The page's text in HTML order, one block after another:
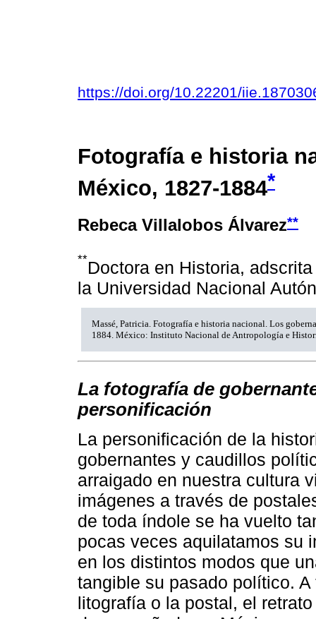
https://doi.org/10.22201/
Fotografía e historia
México, 1827-1884*
Rebeca Villalobos Álvarez**
**Doctora en Historia,
la Universidad Nacional
Massé, Patricia. Fotografía e historia nacional. Los
1884. México: Instituto Nacional de Antropología e
La fotografía de
personificación
La personificación de la
gobernantes y caudillos
arraigado en nuestra cultura
imágenes a través de
de toda índole se ha vuelto
pocas veces aquilatamos su
en los distintos modos que
tangible su pasado político.
litografía o la postal, el